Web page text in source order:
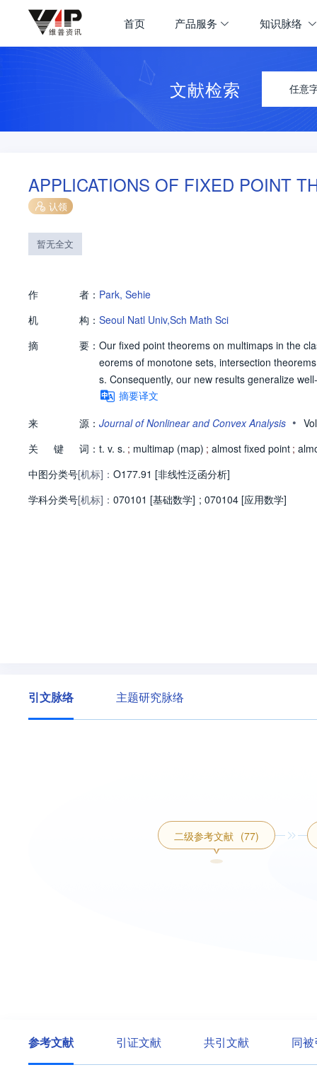
首页 产品服务 知识脉络
文献检索 任意
APPLICATIONS OF FIXED POINT
认领
暂无全文
作 者： Park, Sehie
机
构： Seoul Natl Univ,Sch Math Sci
摘
要： Our fixed point theorems on multimaps in the
eorems of monotone sets, intersection
s. Consequently, our new results generalize
摘要译文
来
源： Journal of Nonlinear and Convex Analysis •
关
键 词： t. v. s. ; multimap (map) ; almost fixed point ;
中图分类号[机标]： O177.91 [非线性泛函分析]
学科分类号[机标]： 070101 [基础数学] ; 070104 [应用数学]
引文脉络 主题研究脉络
二级参考文献 (77)
参考文献 引证文献 共引文献 同